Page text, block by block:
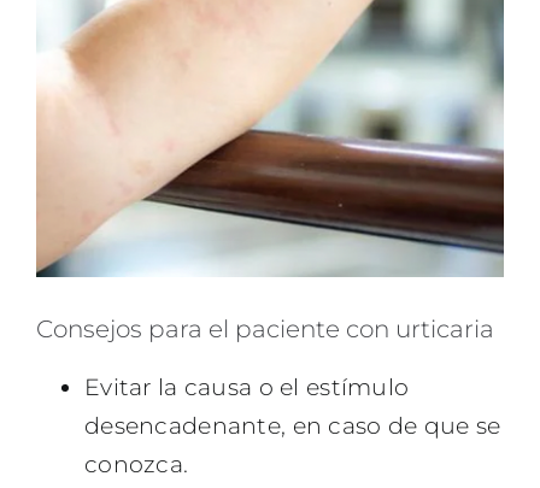
Consejos para el paciente con urticaria
Evitar la causa o el estímulo
desencadenante, en caso de que se
conozca.